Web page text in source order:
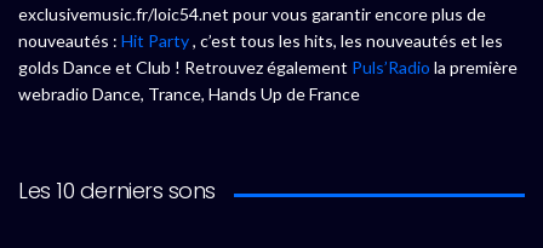
exclusivemusic.fr/loic54.net pour vous garantir encore plus de
nouveautés : Hit Party, c’est tous les hits, les nouveautés et les
golds Dance et Club ! Retrouvez également Puls’Radio la première
webradio Dance, Trance, Hands Up de France
Les 10 derniers sons